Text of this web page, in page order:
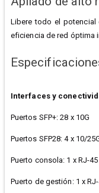
Libere todo el potencial
eficiencia de red óptima
Interfaces y
Puertos SFP+: 28 x 10G
Puertos SFP28: 4 x 10/
Puerto consola: 1 x RJ-45
Puerto de gestión: 1 x